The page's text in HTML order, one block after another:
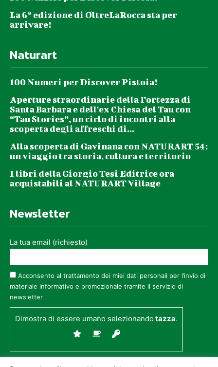
La 6ª edizione di OltreLaRocca sta per
arrivare!
Naturart
100 Numeri per Discover Pistoia!
Aperture straordinarie della Fortezza di
Santa Barbara e dell’ex Chiesa del Tau con
“Tau Stories”, un ciclo di incontri alla
scoperta degli affreschi di...
Alla scoperta di Gavinana con NATURART 54:
un viaggio tra storia, cultura e territorio
I libri della Giorgio Tesi Editrice ora
acquistabili al NATURART Village
Newsletter
La tua email (richiesto)
Acconsento al trattamento dei miei dati personali per l’invio di
materiale informativo e promozionale tramite il servizio di
newsletter
Dimostra di essere umano selezionandotazza.